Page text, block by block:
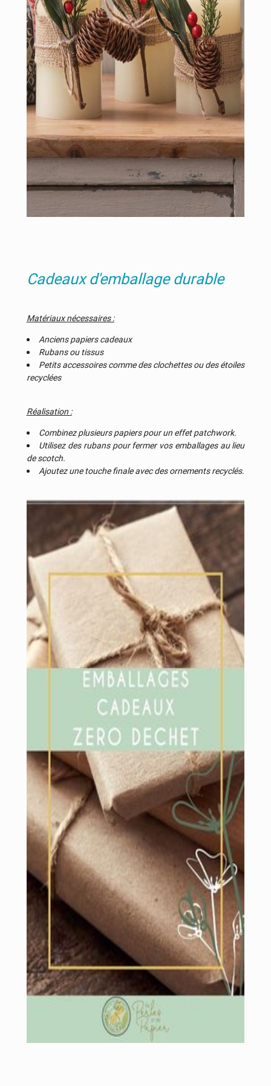
Cadeaux d'emballage durable
Matériaux nécessaires :
Anciens papiers cadeaux
Rubans ou tissus
Petits accessoires comme des clochettes ou des étoiles
recyclées
Réalisation :
Combinez plusieurs papiers pour un effet patchwork.
Utilisez des rubans pour fermer vos emballages au lieu
de scotch.
Ajoutez une touche finale avec des ornements recyclés.